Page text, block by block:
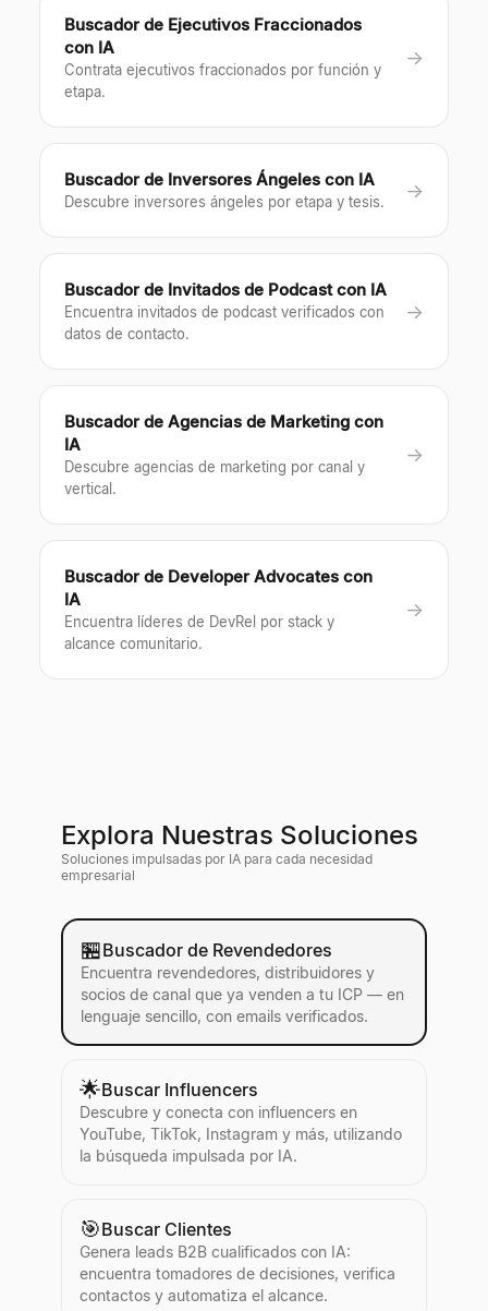
Buscador de Ejecutivos Fraccionados
con IA
Contrata ejecutivos fraccionados por función y
etapa.
→
Buscador de Inversores Ángeles con IA
Descubre inversores ángeles por etapa y tesis.
→
Buscador de Invitados de Podcast con IA
Encuentra invitados de podcast verificados con
datos de contacto.
→
Buscador de Agencias de Marketing con
IA
Descubre agencias de marketing por canal y
vertical.
→
Buscador de Developer Advocates con
IA
Encuentra líderes de DevRel por stack y
alcance comunitario.
→
Explora Nuestras Soluciones
Soluciones impulsadas por IA para cada necesidad
empresarial
🏪Buscador de Revendedores
Encuentra revendedores, distribuidores y
socios de canal que ya venden a tu ICP — en
lenguaje sencillo, con emails verificados.
🌟Buscar Influencers
Descubre y conecta con influencers en
YouTube, TikTok, Instagram y más, utilizando
la búsqueda impulsada por IA.
🎯Buscar Clientes
Genera leads B2B cualificados con IA:
encuentra tomadores de decisiones, verifica
contactos y automatiza el alcance.